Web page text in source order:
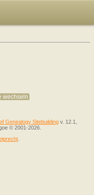
wechseln
Genealogy Sitebuilding v. 12.1,
© 2001-2026.
.